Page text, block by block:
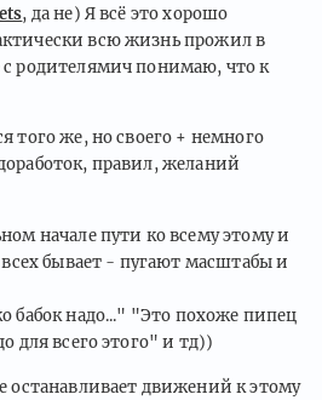
, да не) Я всё это хорошо
всю жизнь прожил в
с родителямич понимаю, что к
того же, но своего + немного
правил, желаний
начале пути ко всему этому и
всех бывает - пугают масштабы и
бабок надо..." "Это похоже пипец
для всего этого" и тд))
останавливает движений к этому